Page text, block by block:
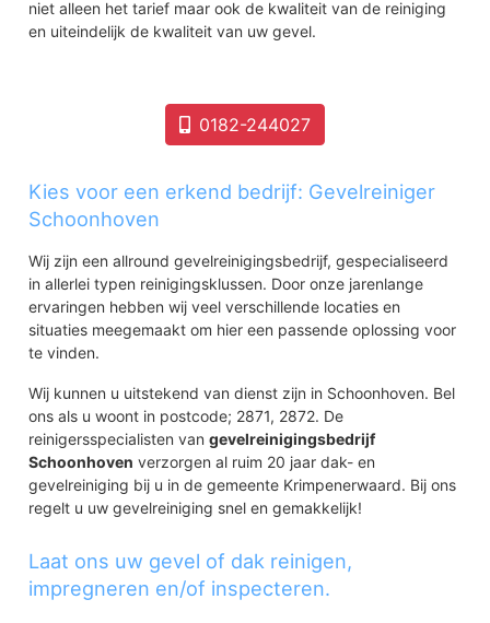
niet alleen het tarief maar ook de kwaliteit van de reiniging
en uiteindelijk de kwaliteit van uw gevel.
0182-244027
Kies voor een erkend bedrijf: Gevelreiniger
Schoonhoven
Wij zijn een allround gevelreinigingsbedrijf, gespecialiseerd
in allerlei typen reinigingsklussen. Door onze jarenlange
ervaringen hebben wij veel verschillende locaties en
situaties meegemaakt om hier een passende oplossing voor
te vinden.
Wij kunnen u uitstekend van dienst zijn in Schoonhoven. Bel
ons als u woont in postcode; 2871, 2872. De
reinigersspecialisten vangevelreinigingsbedrijf
Schoonhoven verzorgen al ruim 20 jaar dak- en
gevelreiniging bij u in de gemeente Krimpenerwaard. Bij ons
regelt u uw gevelreiniging snel en gemakkelijk!
Laat ons uw gevel of dak reinigen,
impregneren en/of inspecteren.